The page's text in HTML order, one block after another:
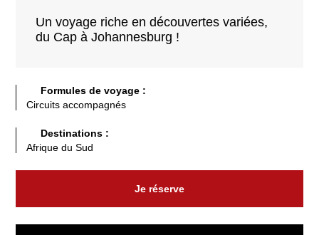
Un voyage riche en découvertes variées,
du Cap à Johannesburg !
Formules de voyage :
Circuits accompagnés
Destinations :
Afrique du Sud
Je réserve